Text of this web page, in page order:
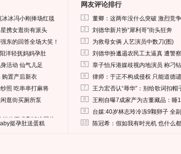
冰冰冯小刚捧场红毯
携女逛街有派头
东的回答全场大笑！
洋轻抚妈妈孕肚
活动 仙气儿足
购置产后新衣
照 吃串串打麻将
逛街买厕所泵
体要求删掉这照片
挺孕肚送蛋糕
网友评论排行
1 董卿：这两年没什么突破 激烈竞
2 刘德华新片扮“犀利哥”街头狂奔
3 为救母女俩 人艺演员中数刀(图)
4 刘德华扮邋遢农民工太逼真 遭警
5 章子怡斥港媒歧视内地演员 称刁
6 律师：于正不构成侵权 只能道德
7 王力宏否认“辱华”：别给歌词扣帽
8 王刚自曝7成家产为古董藏品：睡
9 台媒:40岁林志玲冷冻9颗卵子 全
10 陈冠希：假如我有时光机 也什么